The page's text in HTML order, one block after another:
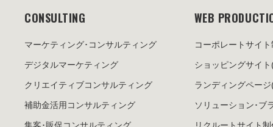
CONSULTING
マーケティング･ コンサルティング
デジタルマーケティング
クリエイティブコンサルティング
補助金活用 コンサルティング
WEB
コーポレートサイト
ショッピングサイト
ランディングページ
ソリューション･ブ